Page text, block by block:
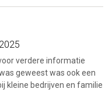
verdere informatie
geweest was ook een
kleine bedrijven en familie